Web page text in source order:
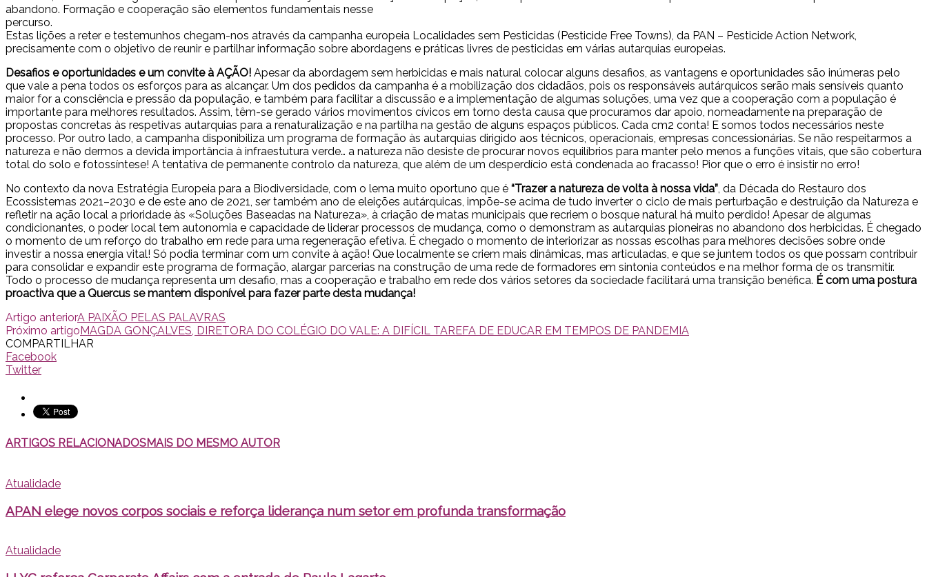
abandono. Formação e cooperação são elementos fundamentais nesse
percurso.
Estas lições a reter e testemunhos chegam-nos através da campanha europeia Localidades sem Pesticidas (Pesticide Free Towns), da PAN – Pesticide Action Network,
precisamente com o objetivo de reunir e partilhar informação sobre abordagens e práticas livres de pesticidas em várias autarquias europeias.
Desafios e oportunidades e um convite à AÇÃO! Apesar da abordagem sem herbicidas e mais natural colocar alguns desafios, as vantagens e oportunidades são inúmeras pelo
que vale a pena todos os esforços para as alcançar. Um dos pedidos da campanha é a mobilização dos cidadãos, pois os responsáveis autárquicos serão mais sensíveis quanto
maior for a consciência e pressão da população, e também para facilitar a discussão e a implementação de algumas soluções, uma vez que a cooperação com a população é
importante para melhores resultados. Assim, têm-se gerado vários movimentos cívicos em torno desta causa que procuramos dar apoio, nomeadamente na preparação de
propostas concretas às respetivas autarquias para a renaturalização e na partilha na gestão de alguns espaços públicos. Cada cm2 conta! E somos todos necessários neste
processo. Por outro lado, a campanha disponibiliza um programa de formação às autarquias dirigido aos técnicos, operacionais, empresas concessionárias. Se não respeitarmos a
natureza e não dermos a devida importância à infraestutura verde… a natureza não desiste de procurar novos equilíbrios para manter pelo menos a funções vitais, que são cobertura
total do solo e fotossíntese! A tentativa de permanente controlo da natureza, que além de um desperdício está condenada ao fracasso! Pior que o erro é insistir no erro!
No contexto da nova Estratégia Europeia para a Biodiversidade, com o lema muito oportuno que é “Trazer a natureza de volta à nossa vida”, da Década do Restauro dos
Ecossistemas 2021–2030 e de este ano de 2021, ser também ano de eleições autárquicas, impõe-se acima de tudo inverter o ciclo de mais perturbação e destruição da Natureza e
refletir na ação local a prioridade às «Soluções Baseadas na Natureza», à criação de matas municipais que recriem o bosque natural há muito perdido! Apesar de algumas
condicionantes, o poder local tem autonomia e capacidade de liderar processos de mudança, como o demonstram as autarquias pioneiras no abandono dos herbicidas. É chegado
o momento de um reforço do trabalho em rede para uma regeneração efetiva. É chegado o momento de interiorizar as nossas escolhas para melhores decisões sobre onde
investir a nossa energia vital! Só podia terminar com um convite à ação! Que localmente se criem mais dinâmicas, mas articuladas, e que se juntem todos os que possam contribuir
para consolidar e expandir este programa de formação, alargar parcerias na construção de uma rede de formadores em sintonia conteúdos e na melhor forma de os transmitir.
Todo o processo de mudança representa um desafio, mas a cooperação e trabalho em rede dos vários setores da sociedade facilitará uma transição benéfica. É com uma postura
proactiva que a Quercus se mantem disponível para fazer parte desta mudança!
Artigo anteriorA PAIXÃO PELAS PALAVRAS
Próximo artigo MAGDA GONÇALVES, DIRETORA DO COLÉGIO DO VALE: A DIFÍCIL TAREFA DE EDUCAR EM TEMPOS DE PANDEMIA
COMPARTILHAR
Facebook
Twitter
ARTIGOS RELACIONADOSMAIS DO MESMO AUTOR
Atualidade
APAN elege novos corpos sociais e reforça liderança num setor em profunda transformação
Atualidade